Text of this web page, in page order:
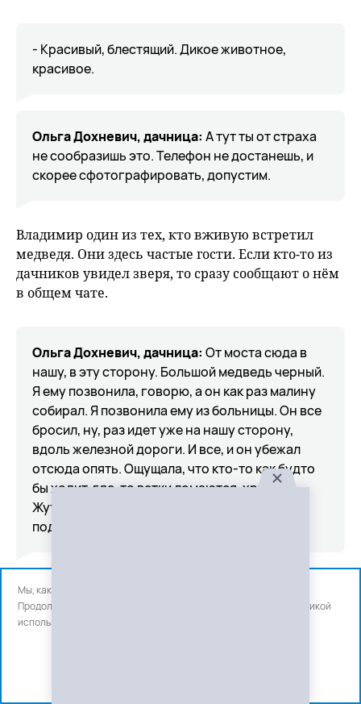
- Красивый, блестящий. Дикое животное,
красивое.
Ольга Дохневич, дачница: А тут ты от страха
не сообразишь это. Телефон не достанешь, и
скорее сфотографировать, допустим.
Владимир один из тех, кто вживую встретил
медведя. Они здесь частые гости. Если кто-то из
дачников увидел зверя, то сразу сообщают о нём
в общем чате.
Ольга Дохневич, дачница: От моста сюда в
нашу, в эту сторону. Большой медведь черный.
Я ему позвонила, говорю, а он как раз малину
собирал. Я позвонила ему из больницы. Он все
бросил, ну, раз идет уже на нашу сторону,
вдоль железной дороги. И все, и он убежал
отсюда опять. Ощущала, что кто-то как будто
бы ходит, где-то ветки ломаются, хрустит.
Жутковато, но не видели. Близко так не
подходил.
Владимир Юнусов, дачник:
бежит. Он плюхнулся в речку. Жарко или что. И
Мы, как и все используем файлы cookie и сервисы аналитики.
Продолжая использовать сайт, вы соглашаетесь с нашей
политикой
использования